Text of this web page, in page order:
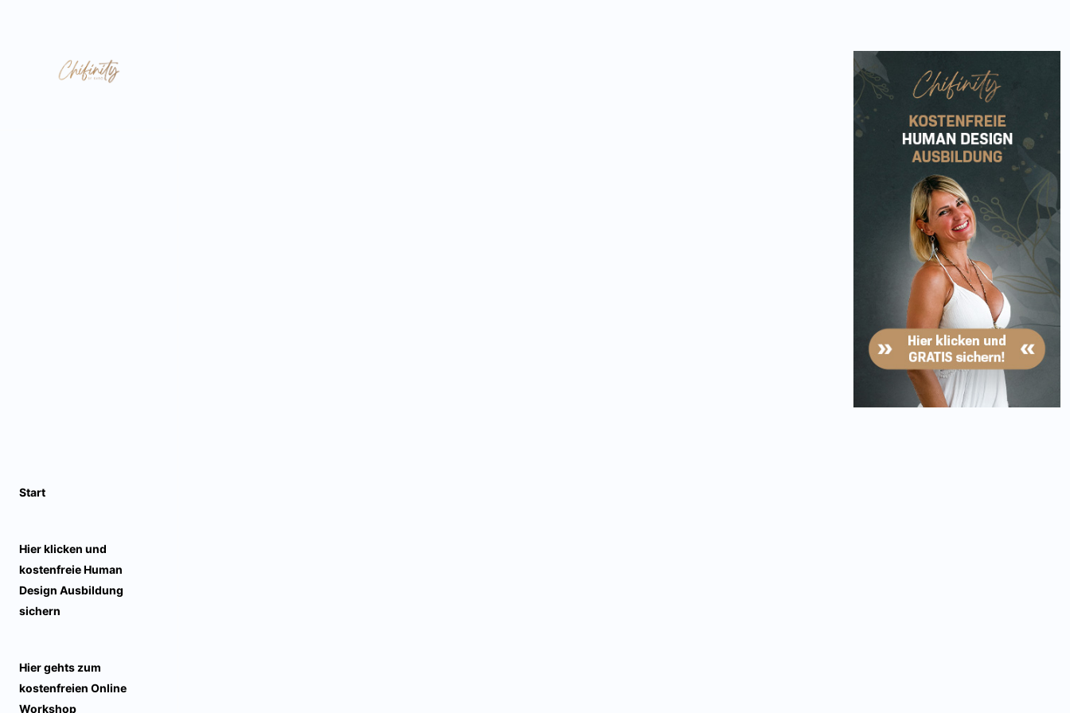
Start
Hier klicken und
kostenfreie Human
Design Ausbildung
sichern
Hier gehts zum
kostenfreien Online
Workshop